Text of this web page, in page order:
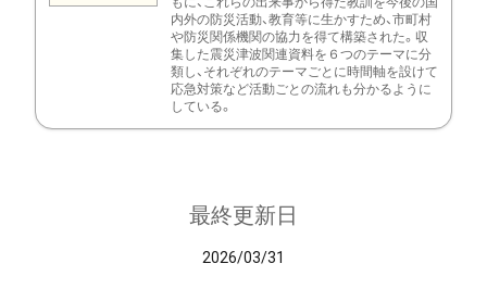
内外の防災活動、教育等に生かすため、市町村
や防災関係機関の協力を得て構築された。収
集した震災津波関連資料を６つのテーマに分
類し、それぞれのテーマごとに時間軸を設けて
応急対策など活動ごとの流れも分かるように
している。
最終更新日
2026/03/31